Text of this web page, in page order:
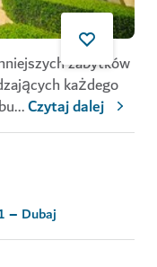
zabytków
każdego
...Czytaj dalej
– Dubaj